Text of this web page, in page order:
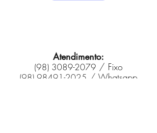
Atendimento:
(98) 3089-2079 / Fixo
(98) 98491-2025 / Whatsapp